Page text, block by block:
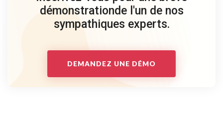
démonstrationde l'un de nos
sympathiques experts.
DEMANDEZ UNE DÉMO